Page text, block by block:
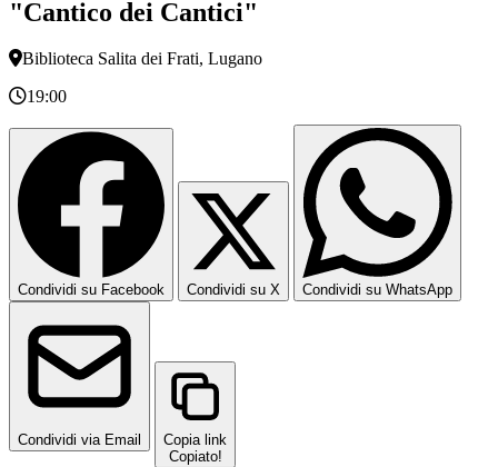
"Cantico dei Cantici"
Biblioteca Salita dei Frati, Lugano
19:00
Condividi su Facebook Condividi su X Condividi su WhatsApp
Condividi via Email
Copia link
Copiato!